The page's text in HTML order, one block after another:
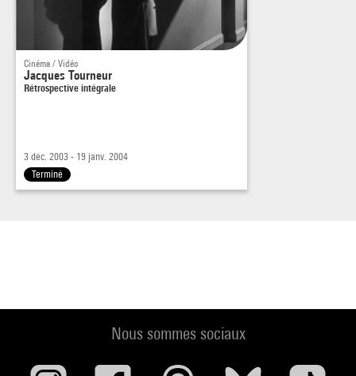
Cinéma / Vidéo
Jacques Tourneur
Rétrospective intégrale
3 déc. 2003 - 19 janv. 2004
Terminé
Nous sommes sociaux